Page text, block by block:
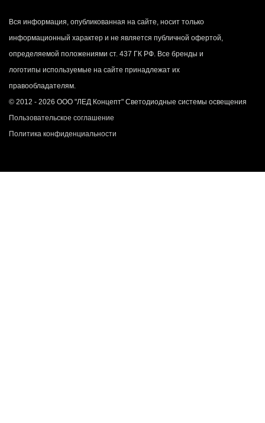
Вся информация, опубликованная на сайте, носит только
информационный характер и не является публичной офертой,
определяемой положениями ст. 437 ГК РФ. Все бренды и
логотипы используемые на сайте принадлежат их
правообладателям.
© 2012 - 2026 ООО "ЛЕД Концепт" Светодиодные системы освещения
Пользовательское соглашение
Политика конфиденциальности